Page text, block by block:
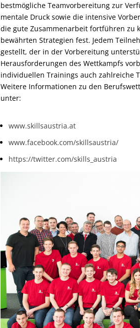
bestmögliche Teamvorbereitung zur
mentale Druck sowie die intensive
die gute Zusammenarbeit fortführen zu
bewährten Strategien fest. Jedem
gestellt, der in der Vorbereitung
Herausforderungen des Wettkampfs
individuellen Trainings auch zahlreiche
Weitere Informationen zu den
unter:
www.skillsaustria.at
www.facebook.com/skillsaustria/
https://twitter.com/skills_austria